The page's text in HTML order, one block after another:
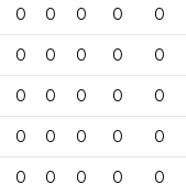
0 0 0 0 0
0 0 0 0 0
0 0 0 0 0
0 0 0 0 0
0 0 0 0 0